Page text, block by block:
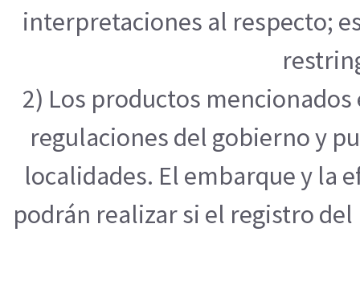
interpretaciones al respecto;
2) Los productos
regulaciones del gobierno y
localidades. El embarque y la
podrán realizar si el registro